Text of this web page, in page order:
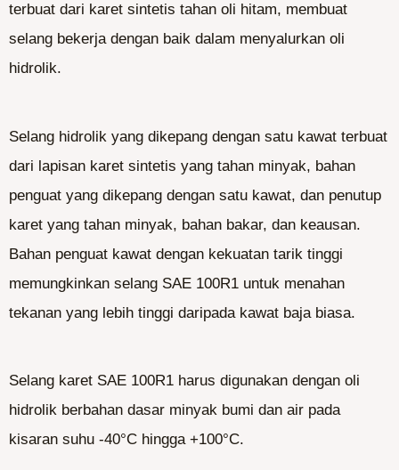
terbuat dari karet sintetis tahan oli hitam, membuat
selang bekerja dengan baik dalam menyalurkan oli
hidrolik.
Selang hidrolik yang dikepang dengan satu kawat terbuat
dari lapisan karet sintetis yang tahan minyak, bahan
penguat yang dikepang dengan satu kawat, dan penutup
karet yang tahan minyak, bahan bakar, dan keausan.
Bahan penguat kawat dengan kekuatan tarik tinggi
memungkinkan selang SAE 100R1 untuk menahan
tekanan yang lebih tinggi daripada kawat baja biasa.
Selang karet SAE 100R1 harus digunakan dengan oli
hidrolik berbahan dasar minyak bumi dan air pada
kisaran suhu -40°C hingga +100°C.